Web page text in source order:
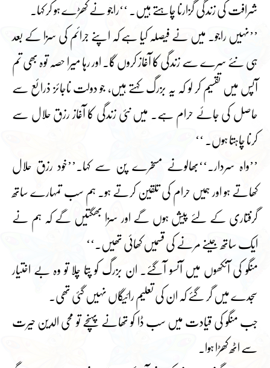
شرافت کی زندگی گزارنا چاہتے ہیں۔ ‘‘راجو نے کھڑے ہو کر کہا۔
’’نہیں راجو۔ میں نے فیصلہ کیا ہے کہ اپنے جرائم کی سزا کے بعد
ہی نئے سرے سے زندگی کا آغاز کروں گا۔ اور رہا میرا حصہ توہ بھی تم
آپس میں تقسیم کر لو کہ یہ بزرگ کہتے ہیں، جو دولت ناجائز ذرائع سے
حاصل کی جائے حرام ہے۔ میں نئی زندگی کا آغاز رزق حلال سے
کرنا چاہتا ہوں۔ ‘‘
’’واہ سردار۔‘‘بھالونے مسخرے پن سے کہا۔’’خود رزق حلال
کھاتے ہو اور ہمیں حرام کی تلقین کرتے ہو۔ ہم سب تمہارے ساتھ
گرفتاری کے لئے پیش ہوں گے اور سزا بھگتیں گے کہ ہم نے
ایک ساتھ جینے مرنے کی قسمیں کھائی تھیں۔‘‘
منگو کی آنکھوں میں آنسو آگئے۔ ان بزرگ کو پتا چلا تو وہ بے اختیار
سجدے میں گر گئے کہ ان کی تعلیم رائیگاں نہیں گئی تھی۔
جب منگو کی قیادت میں سب ڈا کو تھانے پہنچے تو محی الدین حیرت
سے اٹھ کھڑا ہوا۔